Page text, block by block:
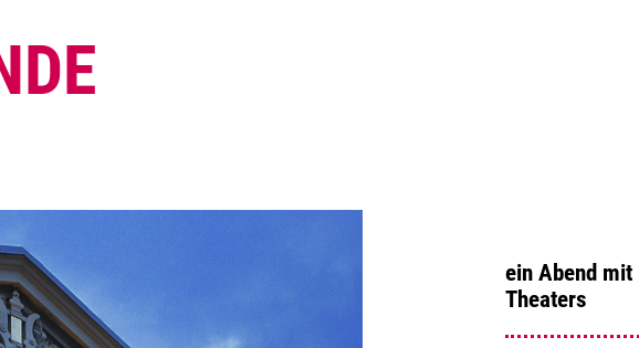
ein Abend
Theaters